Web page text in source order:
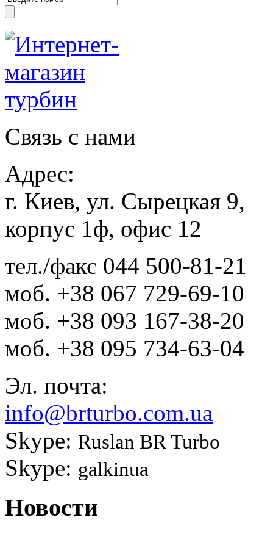
Связь с нами
Адрес:
г. Киев, ул. Сырецкая 9,
корпус 1ф, офис 12
тел./факс 044 500-81-21
моб. +38 067 729-69-10
моб. +38 093 167-38-20
моб. +38 095 734-63-04
Эл. почта:
info@brturbo.com.ua
Skype: Ruslan BR Turbo
Skype: galkinua
Новости